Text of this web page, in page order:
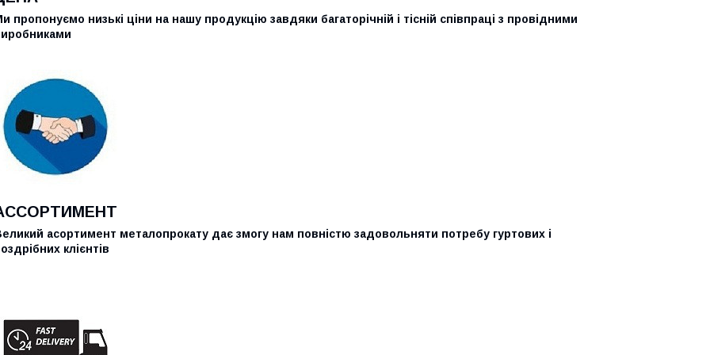
пропонуємо низькі ціни на нашу продукцію завдяки багаторічній і тісній співпраці з провідними
асортимент металопрокату дає змогу нам повністю задовольняти потребу гуртових і
клієнтів